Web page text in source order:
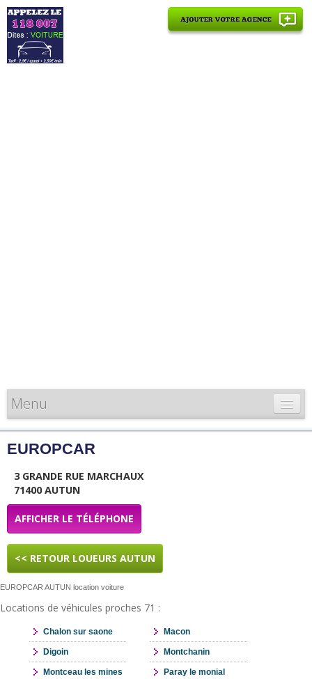
Menu
CARTE DE FRANCE
EUROPCAR
3 GRANDE RUE MARCHAUX
71400 AUTUN
AFFICHER LE TÉLÉPHONE
<< RETOUR LOUEURS AUTUN
EUROPCAR AUTUN location voiture
Locations de véhicules proches 71 :
Chalon sur saone Macon
Digoin Montchanin
Montceau les mines Paray le monial